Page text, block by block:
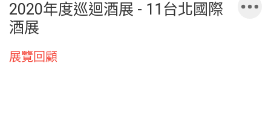
2020年度巡迴酒展 - 11台北國際
酒展
展覽回顧